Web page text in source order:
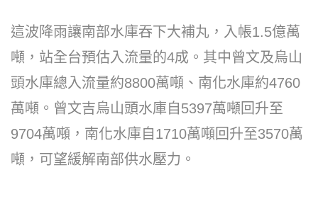
這波降雨讓南部水庫吞下大補丸，入帳1.5億萬
噸，站全台預估入流量的4成。其中曾文及烏山
頭水庫總入流量約8800萬噸、南化水庫約4760
萬噸。曾文吉烏山頭水庫自5397萬噸回升至
9704萬噸，南化水庫自1710萬噸回升至3570萬
噸，可望緩解南部供水壓力。